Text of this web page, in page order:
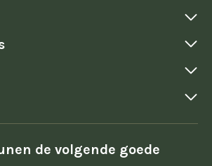
de volgende goede